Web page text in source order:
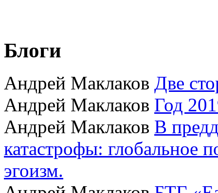
Блоги
Андрей Маклаков Две
Андрей Маклаков Год
Андрей Маклаков В
катастрофы: глобальное
эгоизм.